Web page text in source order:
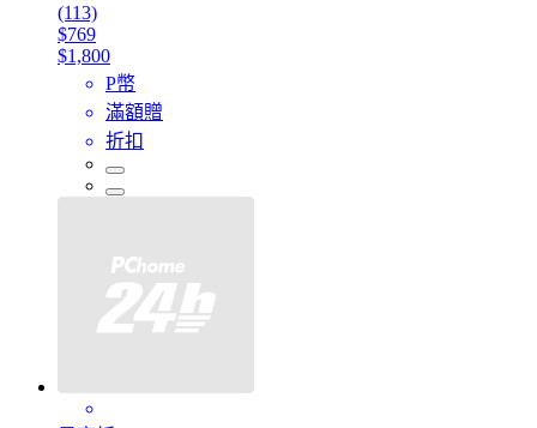
(113)
$769
$1,800
P幣
滿額贈
折扣